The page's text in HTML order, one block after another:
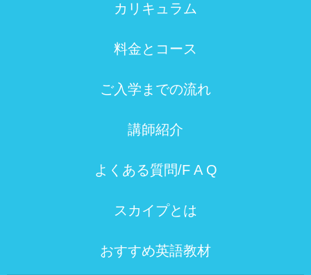
カリキュラム
料金とコース
ご入学までの流れ
講師紹介
よくある質問/F A Q
スカイプとは
おすすめ英語教材